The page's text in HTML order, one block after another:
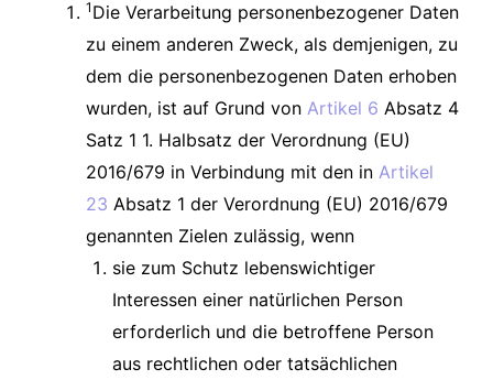
1 Die Verarbeitung personenbezogener Daten
zu einem anderen Zweck, als demjenigen, zu
dem die personenbezogenen Daten erhoben
wurden, ist auf Grund von Artikel 6 Absatz 4
Satz 1 1. Halbsatz der Verordnung (EU)
2016/679 in Verbindung mit den in Artikel
23 Absatz 1 der Verordnung (EU) 2016/679
genannten Zielen zulässig, wenn
sie zum Schutz lebenswichtiger
Interessen einer natürlichen Person
erforderlich und die betroffene Person
aus rechtlichen oder tatsächlichen